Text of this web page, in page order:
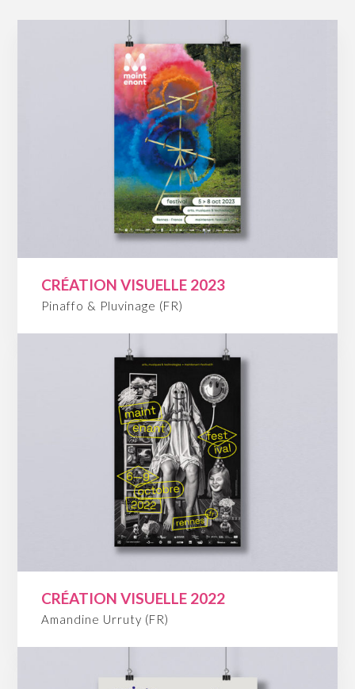
CRÉATION VISUELLE 2023
Pinaffo & Pluvinage (FR)
CRÉATION VISUELLE 2022
Amandine Urruty (FR)